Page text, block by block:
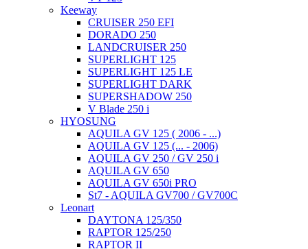
Keeway
CRUISER 250 EFI
DORADO 250
LANDCRUISER 250
SUPERLIGHT 125
SUPERLIGHT 125 LE
SUPERLIGHT DARK
SUPERSHADOW 250
V Blade 250 i
HYOSUNG
AQUILA GV 125 ( 2006 - ...)
AQUILA GV 125 (... - 2006)
AQUILA GV 250 / GV 250 i
AQUILA GV 650
AQUILA GV 650i PRO
St7 - AQUILA GV700 / GV700C
Leonart
DAYTONA 125/350
RAPTOR 125/250
RAPTOR II